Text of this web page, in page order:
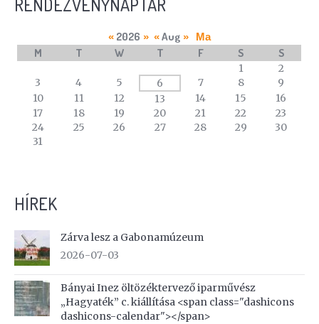
RENDEZVÉNYNAPTÁR
calendar
events
« 2026 » « Aug » Ma
M T W T F S S
1
2
3
4 5 6 7 8
9
10
11 12 13 14 15
16
17
18 19 20 21 22
23
24
25 26 27 28 29
30
31
HÍREK
Zárva lesz a Gabonamúzeum
2026-07-03
Bányai Inez öltözéktervező iparművész
„Hagyaték” c. kiállítása <span class="dashicons
dashicons-calendar"></span>